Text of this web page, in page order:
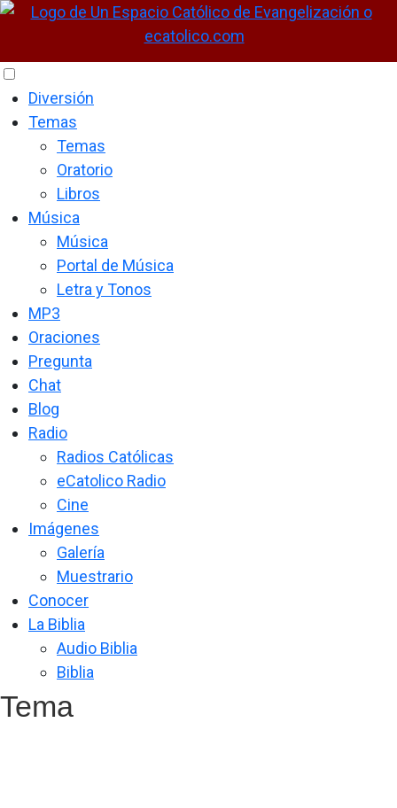
Diversión
Temas
Temas
Oratorio
Libros
Música
Música
Portal de Música
Letra y Tonos
MP3
Oraciones
Pregunta
Chat
Blog
Radio
Radios Católicas
eCatolico Radio
Cine
Imágenes
Galería
Muestrario
Conocer
La Biblia
Audio Biblia
Biblia
Tema